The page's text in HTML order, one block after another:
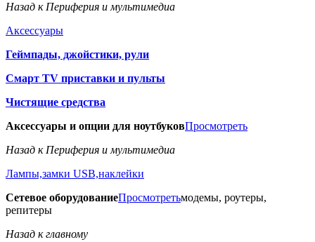
Назад к Периферия и мультимедиа
Аксессуары
Геймпады, джойстики, рули
Смарт TV приставки и пульты
Чистящие средства
Аксессуары и опции для ноутбуковПросмотреть
Назад к Периферия и мультимедиа
Лампы,замки USB,наклейки
Сетевое оборудованиеПросмотретьмодемы, роутеры,
репитеры
Назад к главному